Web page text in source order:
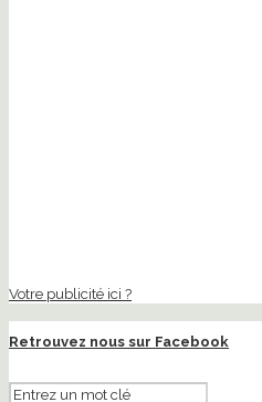
Votre publicité ici ?
Retrouvez nous sur Facebook